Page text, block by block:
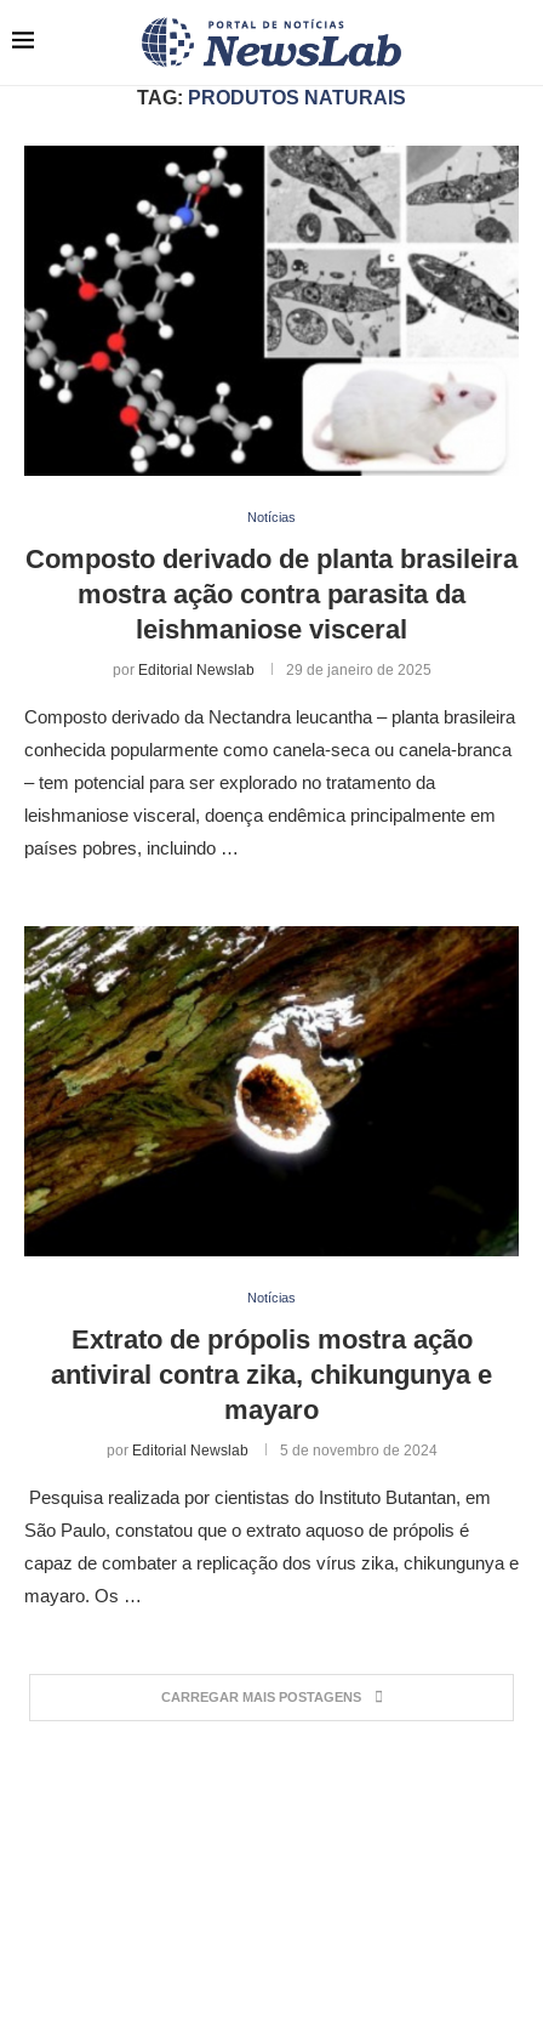
TAG: PRODUTOS NATURAIS
Notícias
Composto derivado de planta brasileira
mostra ação contra parasita da
leishmaniose visceral
por Editorial Newslab 29 de janeiro de 2025
Composto derivado da Nectandra leucantha – planta brasileira
conhecida popularmente como canela-seca ou canela-branca
– tem potencial para ser explorado no tratamento da
leishmaniose visceral, doença endêmica principalmente em
países pobres, incluindo …
Notícias
Extrato de própolis mostra ação
antiviral contra zika, chikungunya e
mayaro
por Editorial Newslab 5 de novembro de 2024
Pesquisa realizada por cientistas do Instituto Butantan, em
São Paulo, constatou que o extrato aquoso de própolis é
capaz de combater a replicação dos vírus zika, chikungunya e
mayaro. Os …
CARREGAR MAIS POSTAGENS